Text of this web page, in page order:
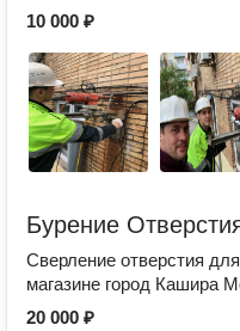
10 000 ₽
Бурение
Сверление отверстия
магазине город Кашира
20 000 ₽